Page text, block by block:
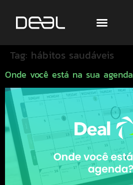
Tag: hábitos saudáveis
Onde você está na sua